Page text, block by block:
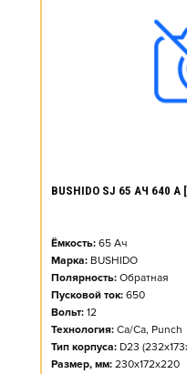
BUSHIDO SJ 65 АЧ 640
Ёмкость: 65 Ач
Марка: BUSHIDO
Полярность: Обратная
Пусковой ток: 650
Вольт: 12
Технология: Ca/Ca, Punch
Тип корпуса: D23
Размер, мм: 230x172x220